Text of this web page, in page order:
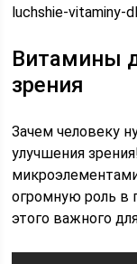
luchshie-vitaminy-
Витамины
зрения
Зачем человеку
улучшения
огромную роль в
этого важного